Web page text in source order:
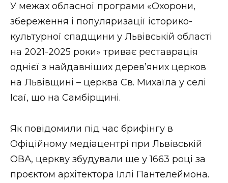
ЗАКАРПАТСЬКІ НОВИНИ
НОВИНИ ЗАХІДНОЇ УКРАЇНИ
ФОТО
ВІДЕО
У межах обласної програми «Охорони,
збереження і популяризації історико-
культурної спадщини у Львівській області
на 2021-2025 роки» триває реставрація
однієї з найдавніших дерев’яних церков
на Львівщині – церква Св. Михаїла у селі
Ісаї, що на Самбірщині.
Як повідомили під час брифінгу в
Офіційному медіацентрі при Львівській
ОВА, церкву збудували ще у 1663 році за
проєктом архітектора Іллі Пантелеймона.